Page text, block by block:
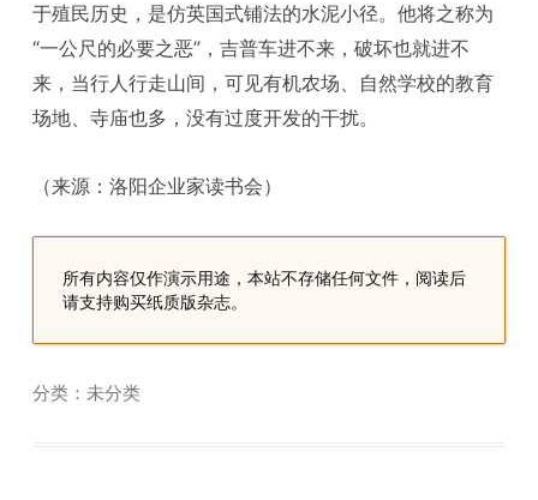
于殖民历史，是仿英国式铺法的水泥小径。他将之称为
“一公尺的必要之恶”，吉普车进不来，破坏也就进不
来，当行人行走山间，可见有机农场、自然学校的教育
场地、寺庙也多，没有过度开发的干扰。
（来源：洛阳企业家读书会）
所有内容仅作演示用途，本站不存储任何文件，阅读后
请支持购买纸质版杂志。
分类：未分类